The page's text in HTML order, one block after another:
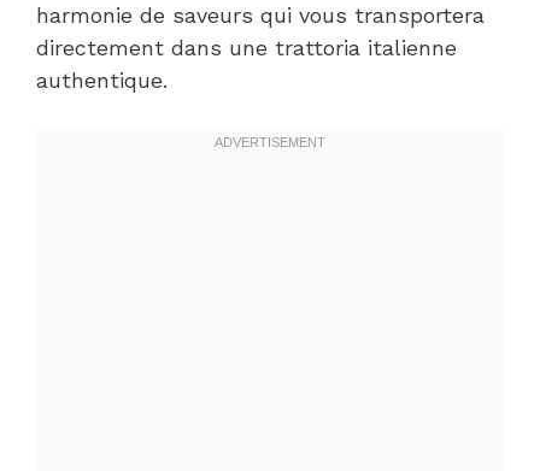
harmonie de saveurs qui vous transportera
directement dans une trattoria italienne
authentique.